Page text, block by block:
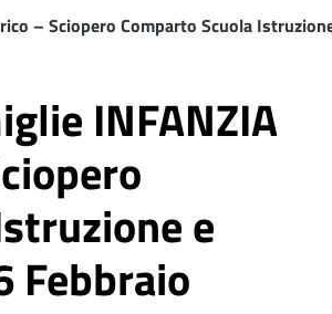
– Sciopero Comparto Scuola
INFANZIA
e
Febbraio